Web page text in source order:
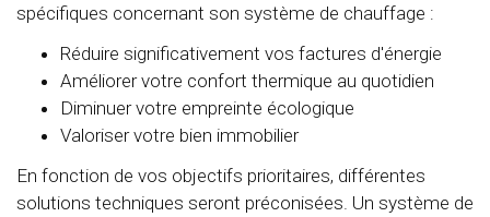
spécifiques concernant son système de chauffage :
Réduire significativement vos factures d'énergie
Améliorer votre confort thermique au quotidien
Diminuer votre empreinte écologique
Valoriser votre bien immobilier
En fonction de vos objectifs prioritaires, différentes
solutions techniques seront préconisées. Un système de